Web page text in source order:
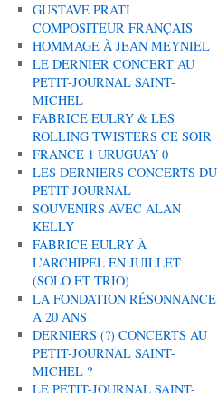
GUSTAVE PRATI
COMPOSITEUR FRANÇAIS
HOMMAGE À JEAN MEYNIEL
LE DERNIER CONCERT AU
PETIT-JOURNAL SAINT-
MICHEL
FABRICE EULRY & LES
ROLLING TWISTERS CE SOIR
FRANCE 1 URUGUAY 0
LES DERNIERS CONCERTS DU
PETIT-JOURNAL
SOUVENIRS AVEC ALAN
KELLY
FABRICE EULRY À
L’ARCHIPEL EN JUILLET
(SOLO ET TRIO)
LA FONDATION RÉSONNANCE
A 20 ANS
DERNIERS (?) CONCERTS AU
PETIT-JOURNAL SAINT-
MICHEL ?
LE PETIT-JOURNAL SAINT-